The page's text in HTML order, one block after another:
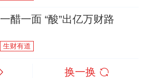
一醋一面 “酸”出亿万财路
生财有道
换一换